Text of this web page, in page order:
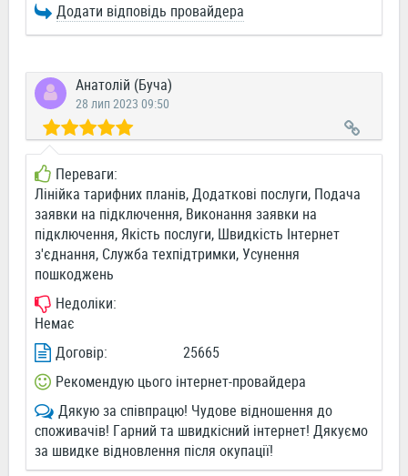
Додати відповідь провайдера
Анатолій (Буча)
28 лип 2023 09:50
Переваги:
Лінійка тарифних планів, Додаткові послуги, Подача
заявки на підключення, Виконання заявки на
підключення, Якість послуги, Швидкість Інтернет
з'єднання, Служба техпідтримки, Усунення
пошкоджень
Недоліки:
Немає
Договір:
25665
Рекомендую цього інтернет-провайдера
Дякую за співпрацю! Чудове відношення до
споживачів! Гарний та швидкісний інтернет! Дякуємо
за швидке відновлення після окупації!